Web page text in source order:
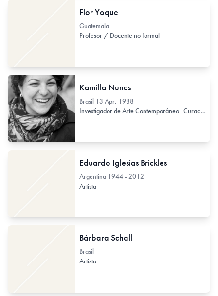
Flor Yoque
Guatemala
Profesor / Docente no formal
Kamilla Nunes
Brasil 13 Apr, 1988
Investigador de Arte Contemporáneo Curador / Comisario (de Arte Contemporáneo)
Eduardo Iglesias Brickles
Argentina 1944 - 2012
Artista
Bárbara Schall
Brasil
Artista